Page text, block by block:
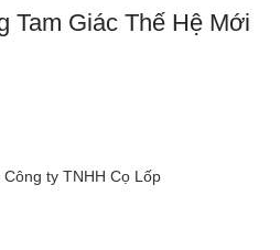
Tam Giác Thế Hệ Mới
ty TNHH Cọ Lốp